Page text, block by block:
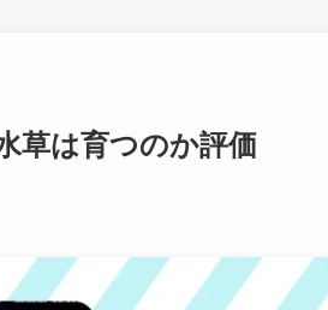
草は育つのか評価